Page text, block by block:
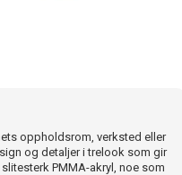
oppholdsrom, verksted eller
og detaljer i trelook som gir
PMMA-akryl, noe som